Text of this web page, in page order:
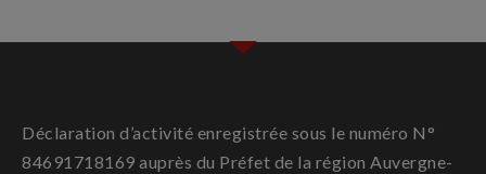
Déclaration d’activité enregistrée sous le numéro N°
84691718169 auprès du Préfet de la région Auvergne-